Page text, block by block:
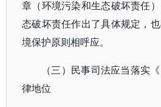
章（环境污染和生态破坏责任
态破坏责任作出了具体规定，
境保护原则相呼应。
（三）
民事司法应当落实
律地位